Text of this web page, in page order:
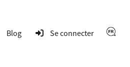
Blog Se connecter